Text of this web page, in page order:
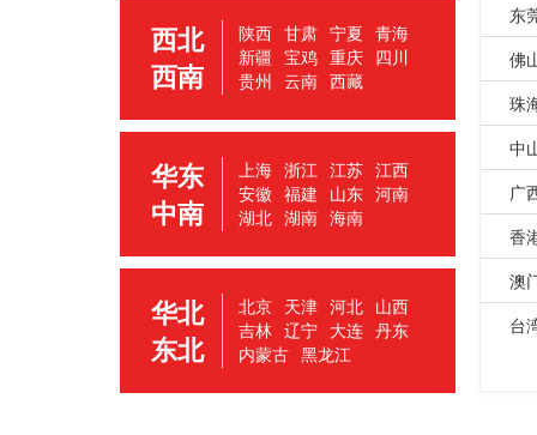
西北
西南
陕西 甘肃 宁夏 青海
新疆 宝鸡 重庆 四川
贵州 云南 西藏
华东
中南
上海 浙江 江苏 江西
安徽 福建 山东 河南
湖北 湖南 海南
华北
东北
北京 天津 河北 山西
吉林 辽宁 大连 丹东
内蒙古 黑龙江
东
佛
珠
中
广
香
澳
台